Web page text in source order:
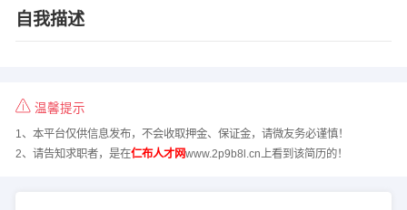
自我描述
温馨提示
1、本平台仅供信息发布，不会收取押金、保证金，请微友务必谨慎！
2、请告知求职者，是在仁布人才网www.2p9b8l.cn上看到该简历的！